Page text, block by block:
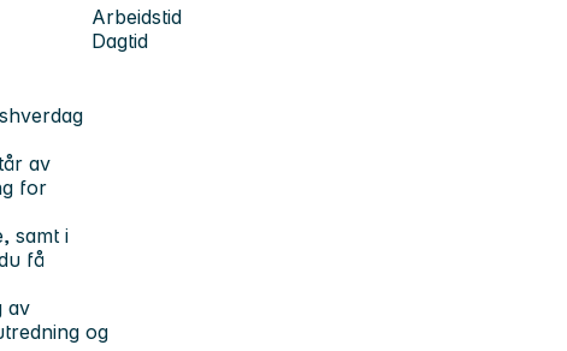
Arbeidstid
Dagtid
av
for
samt i
få
av
og